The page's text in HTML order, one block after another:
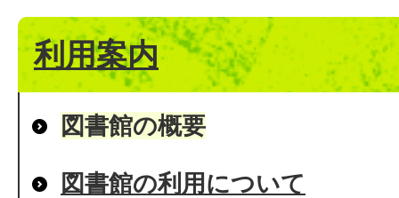
利用案内
図書館の概要
図書館の利用について